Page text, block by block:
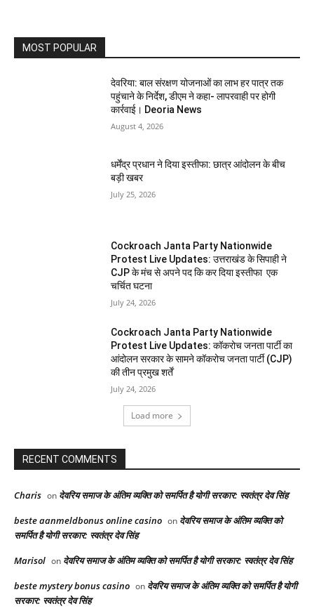
MOST POPULAR
देवरिया: बाल संरक्षण योजनाओं का लाभ हर पात्र तक
पहुंचाने के निर्देश, डीएम ने कहा- लापरवाही पर होगी
कार्रवाई। Deoria News
August 4, 2026
धर्मेंद्र प्रधान ने दिया इस्तीफा: छात्र आंदोलन के बीच
बड़ी खबर
July 25, 2026
Cockroach Janta Party Nationwide
Protest Live Updates: उत्तराखंड के सिपाही ने
CJP के मंच से अपने पद कि कर दिया इस्तीफा एक
चर्चित घटना
July 24, 2026
Cockroach Janta Party Nationwide
Protest Live Updates: कॉकरोच जनता पार्टी का
आंदोलन सरकार के सामने कॉकरोच जनता पार्टी (CJP)
की तीन प्रमुख शर्तें
July 24, 2026
Load more
RECENT COMMENTS
Charis on देवरिय समाज के अंतिम व्यक्ति को समर्पित है योगी सरकार: स्वतंत्र देव सिंह
beste aanmeldbonus online casino on देवरिय समाज के अंतिम व्यक्ति को
समर्पित है योगी सरकार: स्वतंत्र देव सिंह
Marisol on देवरिय समाज के अंतिम व्यक्ति को समर्पित है योगी सरकार: स्वतंत्र देव सिंह
beste mystery bonus casino on देवरिय समाज के अंतिम व्यक्ति को समर्पित है योगी
सरकार: स्वतंत्र देव सिंह